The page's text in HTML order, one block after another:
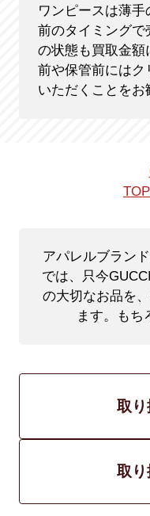
ワンピースは薄
前のタイミングで
の状態も買取金額
前や保管前にはク
いただくことをお
アパレルブラン
では、只今
の大切なお品を
ます。もち
取り
取り